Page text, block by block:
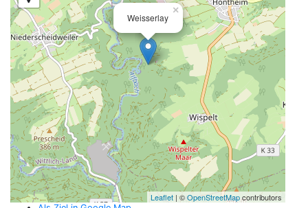
Weisserlay
×
Leaflet | ©OpenStreetMapcontributors